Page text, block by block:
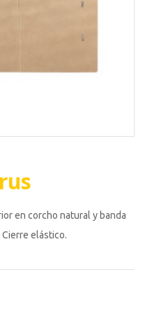
en corcho natural y banda
elástico.